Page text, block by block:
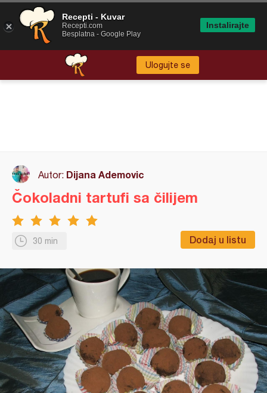
Ulogujte se
Autor: Dijana Ademovic
30 min Dodaj u listu
Čokoladni tartufi sa čilijem
Recepti - Kuvar
Recepti.com
Besplatna - Google Play
Instalirajte